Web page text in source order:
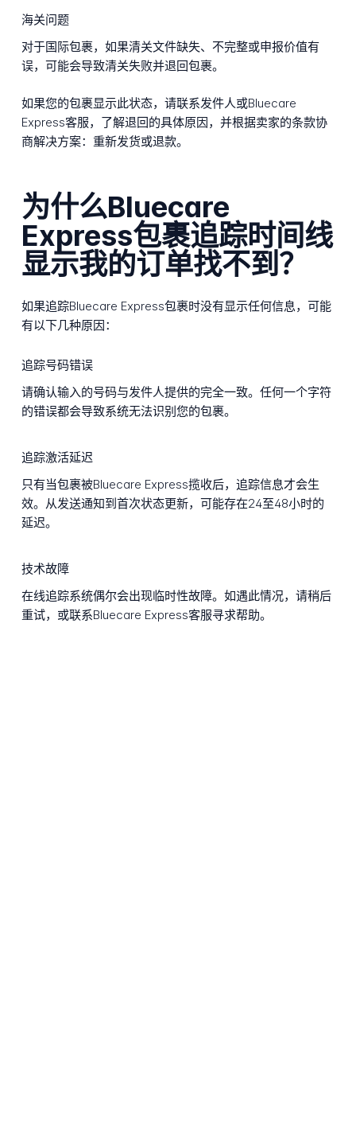
海关问题
对于国际包裹，如果清关文件缺失、不完整或申报价值有
误，可能会导致清关失败并退回包裹。
如果您的包裹显示此状态，请联系发件人或Bluecare
Express客服，了解退回的具体原因，并根据卖家的条款协
商解决方案：重新发货或退款。
为什么Bluecare
Express包裹追踪时间线
显示我的订单找不到？
如果追踪Bluecare Express包裹时没有显示任何信息，可能
有以下几种原因：
追踪号码错误
请确认输入的号码与发件人提供的完全一致。任何一个字符
的错误都会导致系统无法识别您的包裹。
追踪激活延迟
只有当包裹被Bluecare Express揽收后，追踪信息才会生
效。从发送通知到首次状态更新，可能存在24至48小时的
延迟。
技术故障
在线追踪系统偶尔会出现临时性故障。如遇此情况，请稍后
重试，或联系Bluecare Express客服寻求帮助。